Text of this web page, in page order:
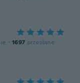
· 1697 przesłane